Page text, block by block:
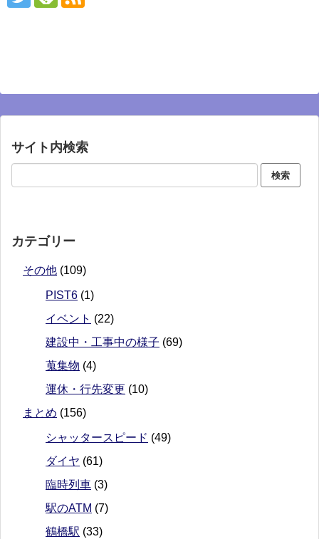
サイト内検索
カテゴリー
その他 (109)
PIST6 (1)
イベント (22)
建設中・工事中の様子 (69)
蒐集物 (4)
運休・行先変更 (10)
まとめ (156)
シャッタースピード (49)
ダイヤ (61)
臨時列車 (3)
駅のATM (7)
鶴橋駅 (33)